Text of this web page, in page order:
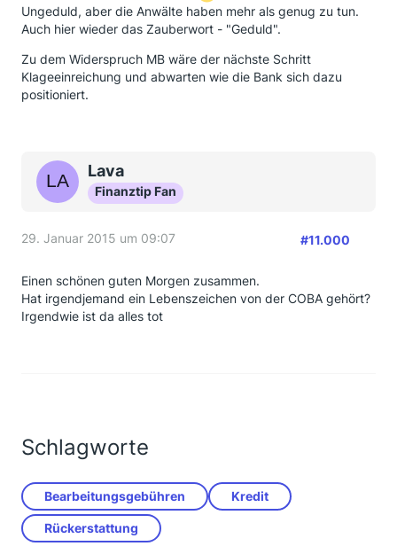
Ungeduld, aber die Anwälte haben mehr als genug zu tun.
Auch hier wieder das Zauberwort - "Geduld".
Zu dem Widerspruch MB wäre der nächste Schritt
Klageeinreichung und abwarten wie die Bank sich dazu
positioniert.
Lava
Finanztip Fan
29. Januar 2015 um 09:07 #11.000
Einen schönen guten Morgen zusammen.
Hat irgendjemand ein Lebenszeichen von der COBA gehört?
Irgendwie ist da alles tot
Schlagworte
Bearbeitungsgebühren Kredit
Rückerstattung